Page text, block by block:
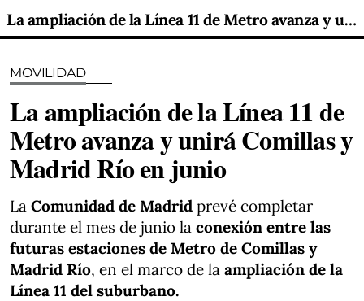
La ampliación de la Línea 11 de Metro avanza y unirá Comillas y Madrid Río en junio
MOVILIDAD
La ampliación de la Línea 11 de
Metro avanza y unirá Comillas y
Madrid Río en junio
La Comunidad de Madrid prevé completar
durante el mes de junio la conexión entre las
futuras estaciones de Metro de Comillas y
Madrid Río, en el marco de la ampliación de la
Línea 11 del suburbano.